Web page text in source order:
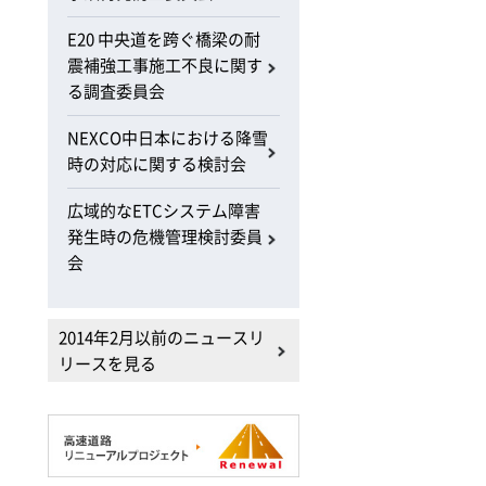
E20 中央道を跨ぐ橋梁の耐
震補強工事施工不良に関す
る調査委員会
NEXCO中日本における降雪
時の対応に関する検討会
広域的なETCシステム障害
発生時の危機管理検討委員
会
2014年2月以前のニュースリ
リースを見る